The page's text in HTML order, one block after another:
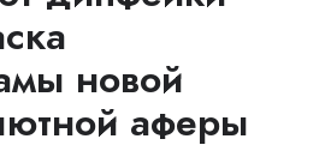
новой
аферы